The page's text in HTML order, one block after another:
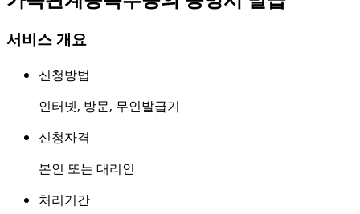
서비스 개요
신청방법
인터넷, 방문, 무인발급기
신청자격
본인 또는 대리인
처리기간